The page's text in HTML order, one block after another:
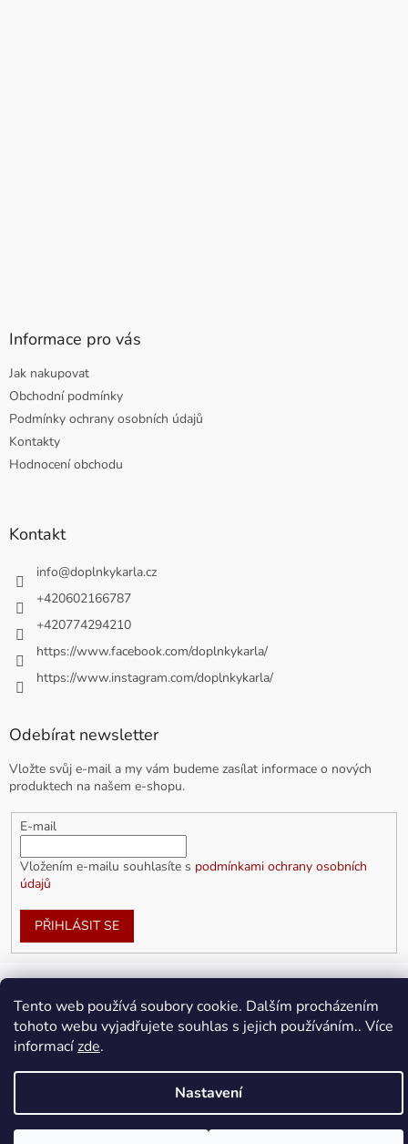
Tento web používá soubory cookie. Dalším procházením
tohoto webu vyjadřujete souhlas s jejich používáním.. Více
informacízde.
Nastavení
Informace pro vás
Jak nakupovat
Obchodní podmínky
Podmínky ochrany osobních údajů
Kontakty
Hodnocení obchodu
Kontakt
info@doplnkykarla.cz
+420602166787
+420774294210
https://www.facebook.com/doplnkykarla/
https://www.instagram.com/doplnkykarla/
Odebírat newsletter
Vložte svůj e-mail a my vám budeme zasílat informace o nových
produktech na našem e-shopu.
E-mail
Vložením e-mailu souhlasíte s podmínkami ochrany osobních
údajů
PŘIHLÁSIT SE
Vytvořil Shoptet